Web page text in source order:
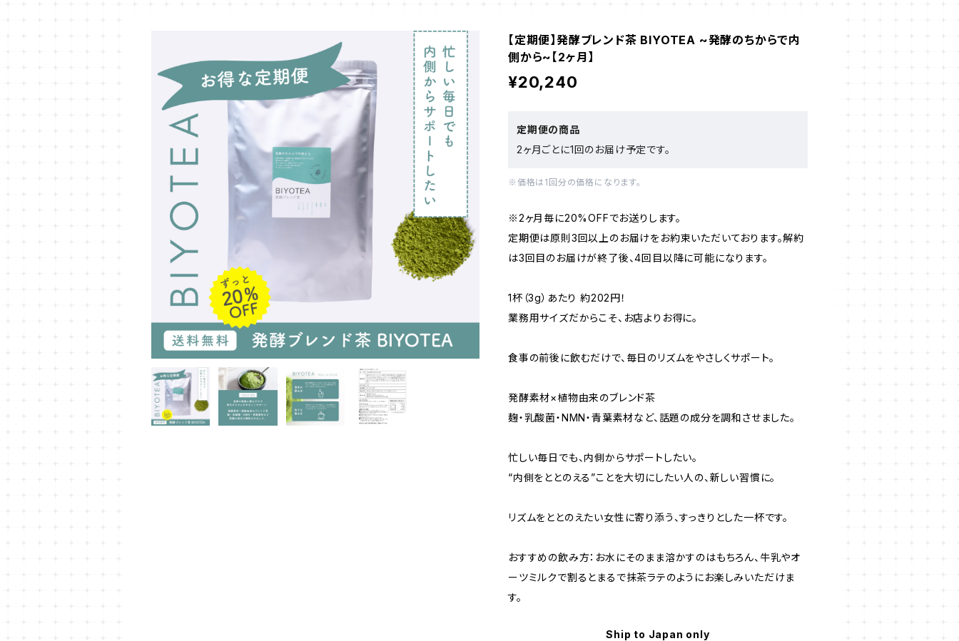
【定期便】発酵ブレンド茶 BIYOTEA ~発酵のちからで内
側から~【2ヶ月】
¥20,240
定期便の商品
2ヶ月ごとに1回のお届け予定です。
※価格は1回分の価格になります。
※2ヶ月毎に20%OFFでお送りします。
定期便は原則3回以上のお届けをお約束いただいております。解約
は3回目のお届けが終了後、4回目以降に可能になります。
1杯（3g）あたり 約202円！
業務用サイズだからこそ、お店よりお得に。
食事の前後に飲むだけで、毎日のリズムをやさしくサポート。
発酵素材×植物由来のブレンド茶
麹・乳酸菌・NMN・青葉素材など、話題の成分を調和させました。
忙しい毎日でも、内側からサポートしたい。
“内側をととのえる”ことを大切にしたい人の、新しい習慣に。
リズムをととのえたい女性に寄り添う、すっきりとした一杯です。
おすすめの飲み方：お水にそのまま溶かすのはもちろん、牛乳やオ
ーツミルクで割るとまるで抹茶ラテのようにお楽しみいただけま
す。
Ship to Japan only